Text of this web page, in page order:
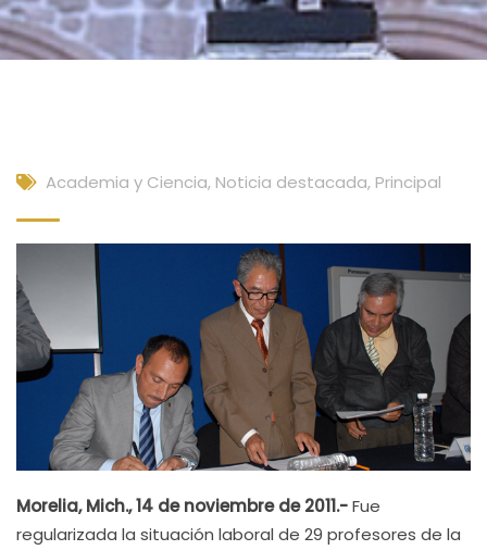
Academia y Ciencia, Noticia destacada, Principal
Morelia, Mich., 14 de noviembre de 2011.-Fue
regularizada la situación laboral de 29 profesores de la